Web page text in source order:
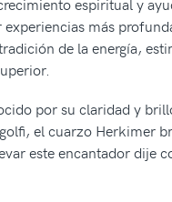
más
de la energía,
por su claridad y
el cuarzo Herkimer
este encantador dije